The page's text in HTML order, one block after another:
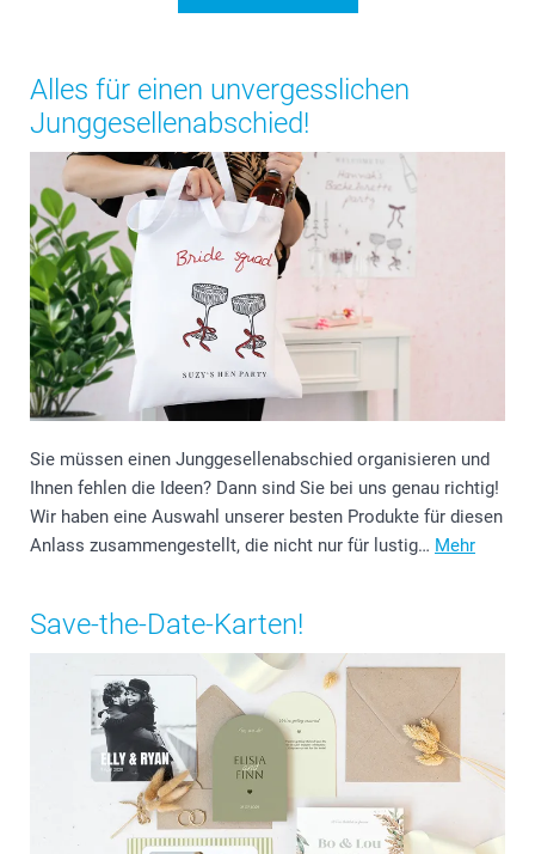
Alles für einen unvergesslichen
Junggesellenabschied!
Sie müssen einen Junggesellenabschied organisieren und
Ihnen fehlen die Ideen? Dann sind Sie bei uns genau richtig!
Wir haben eine Auswahl unserer besten Produkte für diesen
Anlass zusammengestellt, die nicht nur für lustig… Mehr
Save-the-Date-Karten!